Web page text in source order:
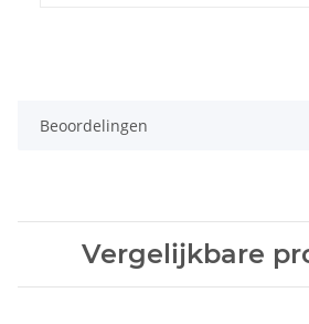
Beoordelingen
Vergelijkbare